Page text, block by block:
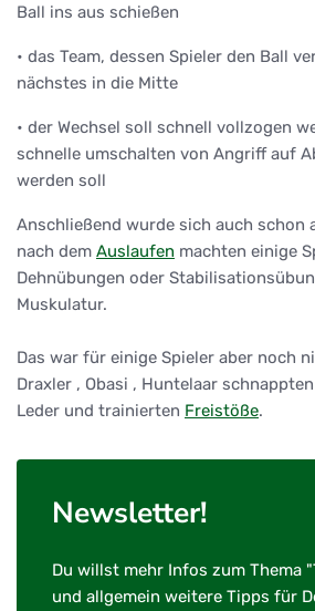
Ball ins aus schießen
• das Team, dessen Spieler den Ball
nächstes in die Mitte
• der Wechsel soll schnell vollzogen
schnelle umschalten von Angriff auf
werden soll
Anschließend wurde sich auch schon
nach dem Auslaufen machten einige
Dehnübungen oder
Muskulatur.
Das war für einige Spieler aber noch
Draxler , Obasi , Huntelaar
Leder und trainierten Freistöße.
Newsletter!
Du willst mehr Infos zum Thema
und allgemein weitere Tipps für